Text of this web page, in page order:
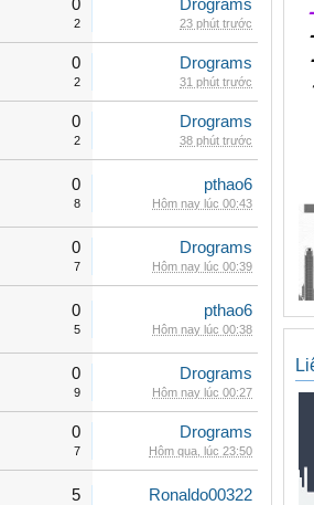
0
2
Drograms
23 phút trước
0
2
Drograms
31 phút trước
0
2
Drograms
38 phút trước
0
8
pthao6
Hôm nay lúc 00:43
0
7
Drograms
Hôm nay lúc 00:39
0
5
pthao6
Hôm nay lúc 00:38
0
9
Drograms
Hôm nay lúc 00:27
0
7
Drograms
Hôm qua, lúc 23:50
5 Ronaldo00322